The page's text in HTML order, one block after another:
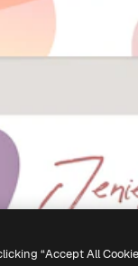
“Accept All